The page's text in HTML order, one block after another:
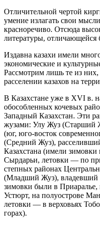
Отличительной чертой
умение излагать свои
красноречиво. Отсюда
литературы, отличающейся
Издавна казахи имели
экономические и
Рассмотрим лишь те из
расселении казахов на
В Казахстане уже в XVI в.
обособленных кочевых
Западный Казахстан. Эти
жузами: Улу Жуз (Старший
(юг, юго-восток
(Средний Жуз),
Казахстана (имели
Сырдарьи, летовки — по
степных районах
(Младший Жуз), владевший
зимовки были в Приаралье,
Устюрт, на полуострове
летовки — в верховьях
горах).